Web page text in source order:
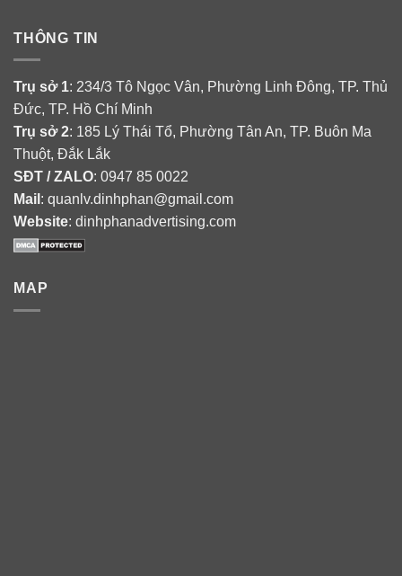
THÔNG TIN
Trụ sở 1: 234/3 Tô Ngọc Vân, Phường Linh Đông, TP. Thủ
Đức, TP. Hồ Chí Minh
Trụ sở 2: 185 Lý Thái Tổ, Phường Tân An, TP. Buôn Ma
Thuột, Đắk Lắk
SĐT / ZALO: 0947 85 0022
Mail : quanlv.dinhphan@gmail.com
Website: dinhphanadvertising.com
MAP